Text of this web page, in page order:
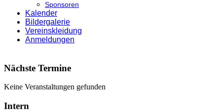
Sponsoren
Kalender
Bildergalerie
Vereinskleidung
Anmeldungen
Nächste Termine
Keine Veranstaltungen gefunden
Intern